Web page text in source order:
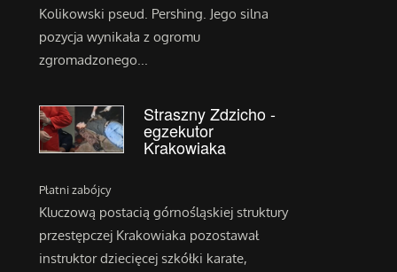
Kolikowski pseud. Pershing. Jego silna
pozycja wynikała z ogromu
zgromadzonego...
Straszny Zdzicho -
egzekutor
Krakowiaka
Płatni zabójcy
Kluczową postacią górnośląskiej struktury
przestępczej Krakowiaka pozostawał
instruktor dziecięcej szkółki karate,